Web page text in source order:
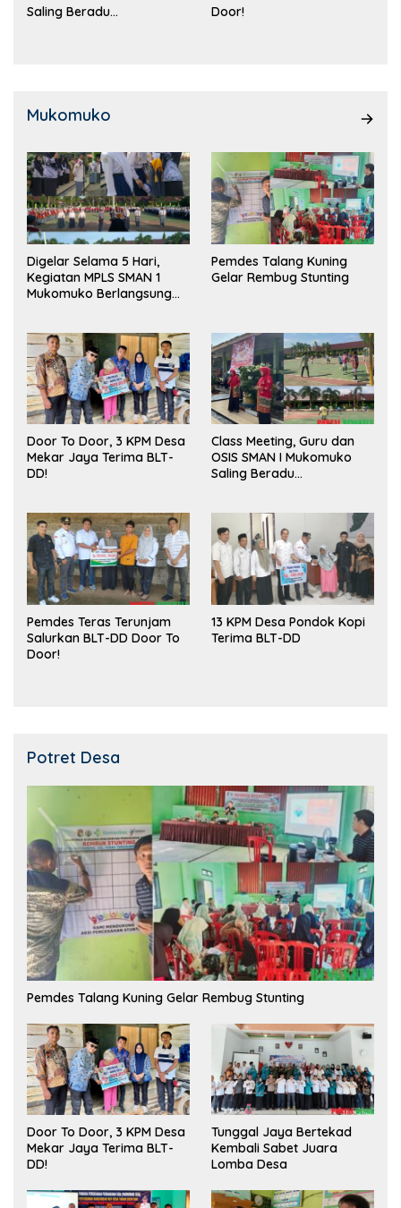
Saling Beradu
Door!
Mukomuko
Digelar Selama 5 Hari,
Kegiatan MPLS SMAN 1
Mukomuko Berlangsung
Pemdes Talang Kuning
Gelar Rembug Stunting
Door To Door, 3 KPM Desa
Mekar Jaya Terima BLT-
DD!
Class Meeting, Guru dan
OSIS SMAN I Mukomuko
Saling Beradu
Pemdes Teras Terunjam
Salurkan BLT-DD Door To
Door!
13 KPM Desa Pondok Kopi
Terima BLT-DD
Potret Desa
Pemdes Talang Kuning Gelar Rembug Stunting
Door To Door, 3 KPM Desa
Mekar Jaya Terima BLT-
DD!
Tunggal Jaya Bertekad
Kembali Sabet Juara
Lomba Desa